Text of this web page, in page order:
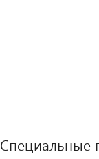
Специальные